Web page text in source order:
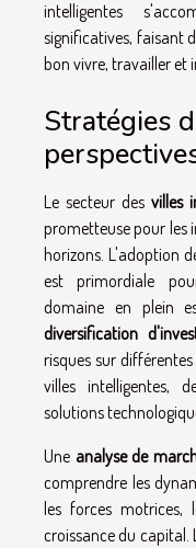
intelligentes
significatives, faisant
bon vivre, travailler et
Stratégies
Le secteur des villes
prometteuse pour les
horizons. L'adoption
est primordiale
domaine en plein
diversification
risques sur
villes intelligentes,
solutions
Une analyse de
comprendre les
les forces motrices,
croissance du capital.